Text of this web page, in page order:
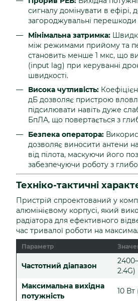
сигналу домінувати в ефірі,
загороджувальні
Мінімальна затримка:
між режимами прийому та
становить менше 1 мкс, що
(input lag) при керуванні
швидкості.
Висока чутливість:
дБ дозволяє пристрою
підсилювати навіть дуже
БпЛА, що повертається з
Безпека оператора:
дозволяє виносити антени
від пілота, маскуючи його
забезпечуючи роботу з
Техніко-тактичні
Пристрій спроектований у
алюмінієвому корпусі, який
радіатора для ефективного
час тривалої роботи на
Параметр
Частотний діапазон
2.4G)
Максимальна вихідна
потужність
10